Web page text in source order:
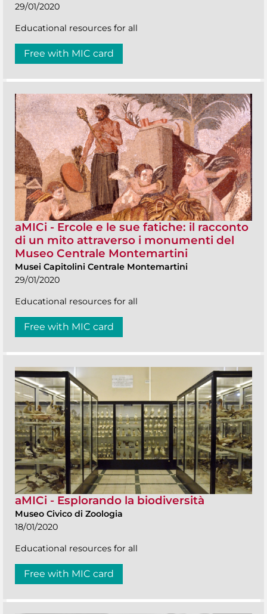
29/01/2020
Educational resources for all
Free with MIC card
aMICi - Ercole e le sue fatiche: il racconto
di un mito attraverso i monumenti del
Museo Centrale Montemartini
Musei Capitolini Centrale Montemartini
29/01/2020
Educational resources for all
Free with MIC card
aMICi - Esplorando la biodiversità
Museo Civico di Zoologia
18/01/2020
Educational resources for all
Free with MIC card